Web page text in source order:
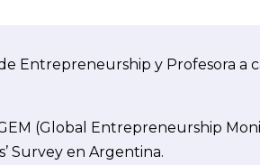
Entrepreneurship y Profesora
(Global Entrepreneurship
Survey en Argentina.